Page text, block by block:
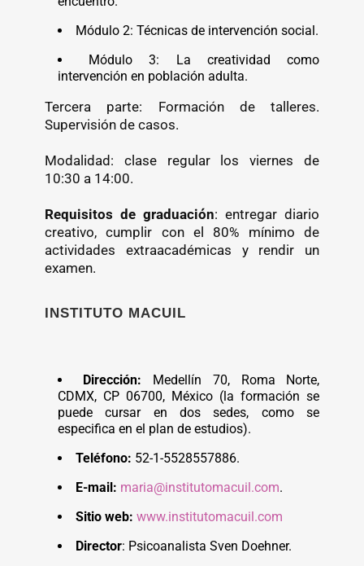
Módulo 2: Técnicas de intervención social.
Módulo 3: La creatividad como
intervención en población adulta.
Tercera parte: Formación de talleres.
Supervisión de casos.
Modalidad: clase regular los viernes de
10:30 a 14:00.
Requisitos de graduación: entregar diario
creativo, cumplir con el 80% mínimo de
actividades extraacadémicas y rendir un
examen.
INSTITUTO MACUIL
Dirección: Medellín 70, Roma Norte,
CDMX, CP 06700, México (la formación se
puede cursar en dos sedes, como se
especifica en el plan de estudios).
Teléfono: 52-1-5528557886.
E-mail: maria@institutomacuil.com.
Sitio web: www.institutomacuil.com
Director: Psicoanalista Sven Doehner.